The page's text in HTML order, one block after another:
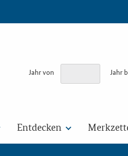
Jahr von Jahr
Entdecken